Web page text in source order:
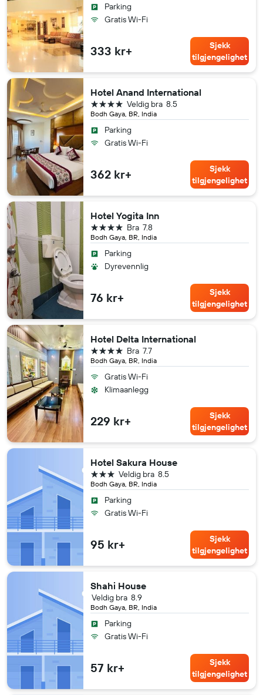
Parking
Gratis Wi-Fi
333 kr+
Sjekk
tilgjengelighet
Hotel Anand International
Bodh Gaya, BR, India
8.5
Veldig bra
4 stjerner
Parking
Gratis Wi-Fi
362 kr+
Sjekk
tilgjengelighet
Hotel Yogita Inn
Bodh Gaya, BR, India
7.8
Bra
4 stjerner
Parking
Dyrevennlig
76 kr+
Sjekk
tilgjengelighet
Hotel Delta International
Bodh Gaya, BR, India
7.7
Bra
4 stjerner
Gratis Wi-Fi
Klimaanlegg
229 kr+
Sjekk
tilgjengelighet
Hotel Sakura House
Bodh Gaya, BR, India
8.5
Veldig bra
3 stjerner
Parking
Gratis Wi-Fi
95 kr+
Sjekk
tilgjengelighet
Shahi House
Bodh Gaya, BR, India
8.9
Veldig bra
Parking
Gratis Wi-Fi
57 kr+
Sjekk
tilgjengelighet